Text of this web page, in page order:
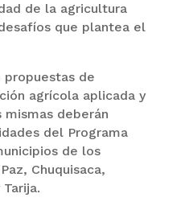
de la agricultura
que plantea el
propuestas de
agrícola aplicada y
deberán
del Programa
de los
Chuquisaca,